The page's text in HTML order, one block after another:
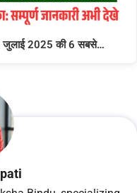
2025 की 6 सबसे…